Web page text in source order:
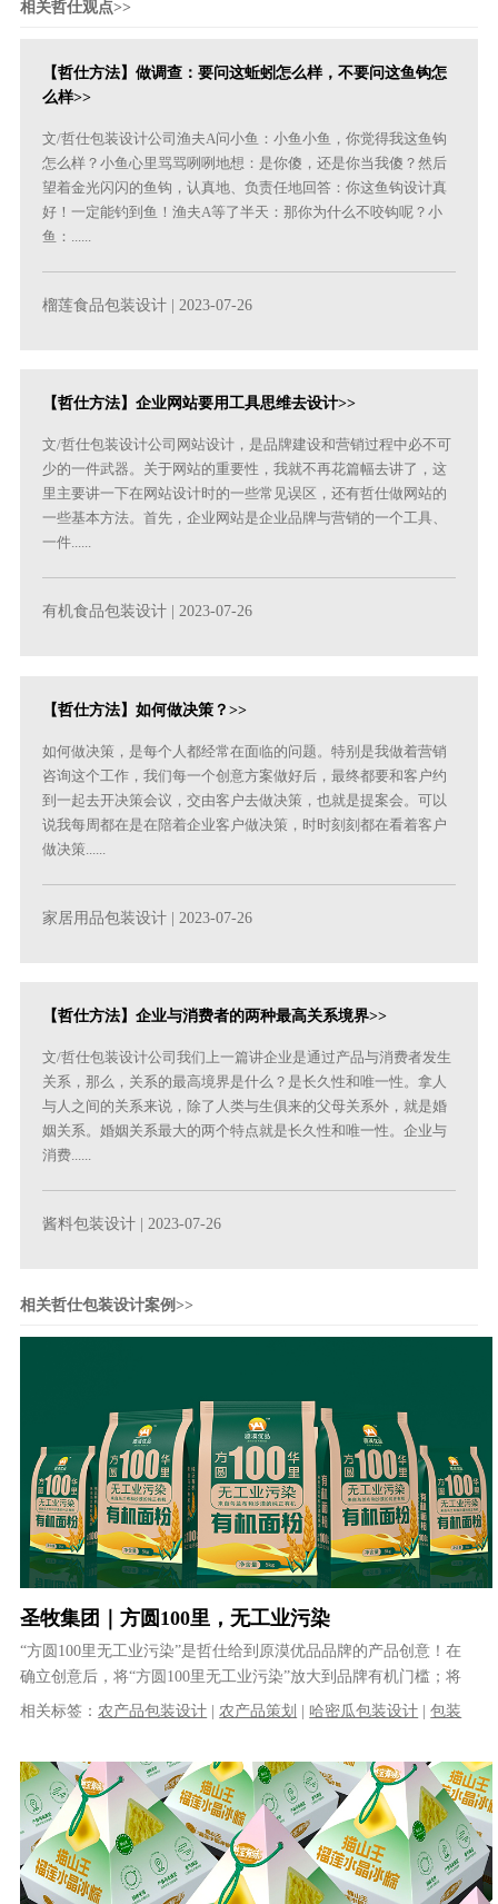
相关哲仕观点>>
【哲仕方法】做调查：要问这蚯蚓怎么样，不要问这鱼钩怎
么样>>
文/哲仕包装设计公司渔夫A问小鱼：小鱼小鱼，你觉得我这鱼钩
怎么样？小鱼心里骂骂咧咧地想：是你傻，还是你当我傻？然后
望着金光闪闪的鱼钩，认真地、负责任地回答：你这鱼钩设计真
好！一定能钓到鱼！渔夫A等了半天：那你为什么不咬钩呢？小
鱼：......
榴莲食品包装设计 | 2023-07-26
【哲仕方法】企业网站要用工具思维去设计>>
文/哲仕包装设计公司网站设计，是品牌建设和营销过程中必不可
少的一件武器。关于网站的重要性，我就不再花篇幅去讲了，这
里主要讲一下在网站设计时的一些常见误区，还有哲仕做网站的
一些基本方法。首先，企业网站是企业品牌与营销的一个工具、
一件......
有机食品包装设计 | 2023-07-26
【哲仕方法】如何做决策？>>
如何做决策，是每个人都经常在面临的问题。特别是我做着营销
咨询这个工作，我们每一个创意方案做好后，最终都要和客户约
到一起去开决策会议，交由客户去做决策，也就是提案会。可以
说我每周都在是在陪着企业客户做决策，时时刻刻都在看着客户
做决策......
家居用品包装设计 | 2023-07-26
【哲仕方法】企业与消费者的两种最高关系境界>>
文/哲仕包装设计公司我们上一篇讲企业是通过产品与消费者发生
关系，那么，关系的最高境界是什么？是长久性和唯一性。拿人
与人之间的关系来说，除了人类与生俱来的父母关系外，就是婚
姻关系。婚姻关系最大的两个特点就是长久性和唯一性。企业与
消费......
酱料包装设计 | 2023-07-26
相关哲仕包装设计案例>>
圣牧集团｜方圆100里，无工业污染
“方圆100里无工业污染”是哲仕给到原漠优品品牌的产品创意！在
确立创意后，将“方圆100里无工业污染”放大到品牌有机门槛；将
“方圆100里无工业污染”......
相关标签：农产品包装设计 |农产品策划 哈密瓜包装设计 |包装